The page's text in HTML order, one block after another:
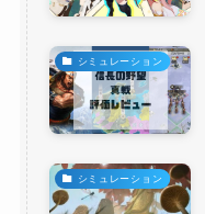
シミュレーション
シミュレーション